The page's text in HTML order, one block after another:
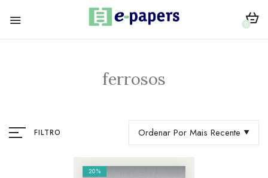
0
ferrosos
FILTRO Ordenar Por Mais Recente
20%